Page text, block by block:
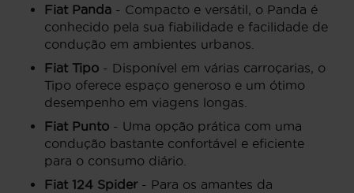
Fiat Panda - Compacto e versátil, o Panda é
conhecido pela sua fiabilidade e facilidade de
condução em ambientes urbanos.
Fiat Tipo - Disponível em várias carroçarias, o
Tipo oferece espaço generoso e um ótimo
desempenho em viagens longas.
Fiat Punto - Uma opção prática com uma
condução bastante confortável e eficiente
para o consumo diário.
Fiat 124 Spider- Para os amantes da